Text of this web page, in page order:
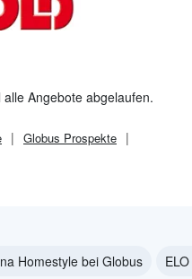
alle Angebote abgelaufen.
Globus Prospekte
Homestyle bei Globus